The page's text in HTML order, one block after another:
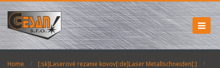
Home
[:sk]Laserové rezanie kovov[:de]Laser Metallschneiden[:]